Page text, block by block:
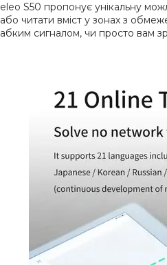
S50 пропонує унікальну
читати вміст у зонах з
сигналом, чи просто